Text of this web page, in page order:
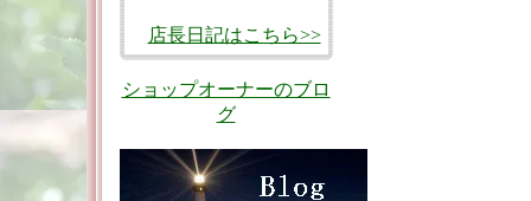
店長日記はこちら>>
ショップオーナーのブロ
グ